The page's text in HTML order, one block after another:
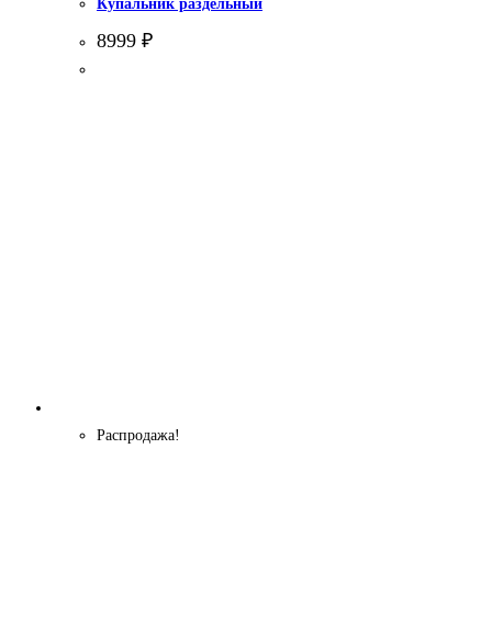
Купальник раздельный
8999 ₽
Распродажа!